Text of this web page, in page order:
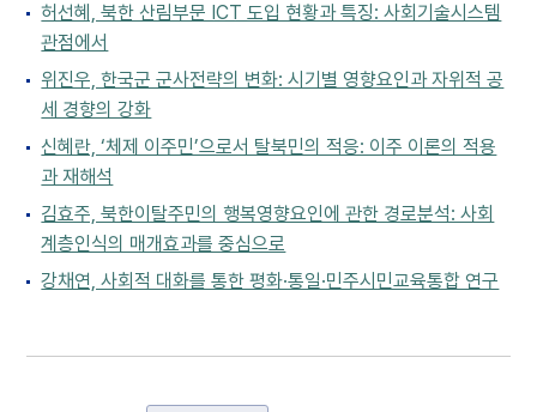
허선혜, 북한 산림부문 ICT 도입 현황과 특징: 사회기술시스템
관점에서
위진우, 한국군 군사전략의 변화: 시기별 영향요인과 자위적 공
세 경향의 강화
신혜란, ‘체제 이주민’으로서 탈북민의 적응: 이주 이론의 적용
과 재해석
김효주, 북한이탈주민의 행복영향요인에 관한 경로분석: 사회
계층인식의 매개효과를 중심으로
강채연, 사회적 대화를 통한 평화·통일·민주시민교육통합 연구